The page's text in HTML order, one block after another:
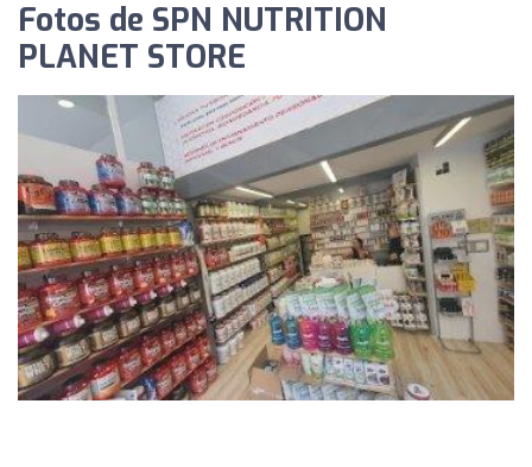
Fotos de SPN NUTRITION
PLANET STORE